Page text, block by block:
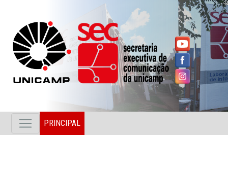
PRINCIPAL